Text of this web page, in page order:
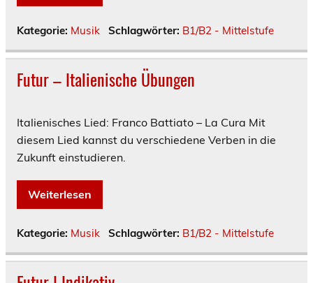
Kategorie: Musik Schlagwörter: B1/B2 - Mittelstufe
Futur – Italienische Übungen
Italienisches Lied: Franco Battiato – La Cura Mit
diesem Lied kannst du verschiedene Verben in die
Zukunft einstudieren.
Weiterlesen
Kategorie: Musik Schlagwörter: B1/B2 - Mittelstufe